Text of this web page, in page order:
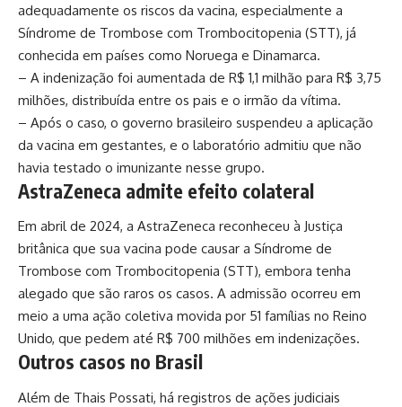
adequadamente os riscos da vacina, especialmente a
Síndrome de Trombose com Trombocitopenia (STT), já
conhecida em países como Noruega e Dinamarca.
– A indenização foi aumentada de R$ 1,1 milhão para R$ 3,75
milhões, distribuída entre os pais e o irmão da vítima.
– Após o caso, o governo brasileiro suspendeu a aplicação
da vacina em gestantes, e o laboratório admitiu que não
havia testado o imunizante nesse grupo.
AstraZeneca admite efeito colateral
Em abril de 2024, a AstraZeneca reconheceu à Justiça
britânica que sua vacina pode causar a Síndrome de
Trombose com Trombocitopenia (STT), embora tenha
alegado que são raros os casos. A admissão ocorreu em
meio a uma ação coletiva movida por 51 famílias no Reino
Unido, que pedem até R$ 700 milhões em indenizações.
Outros casos no Brasil
Além de Thais Possati, há registros de ações judiciais